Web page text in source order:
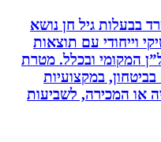
גיל חן נושא
עם תוצאות
ובכלל. מטרת
במקצועיות
המכירה, לשביעות